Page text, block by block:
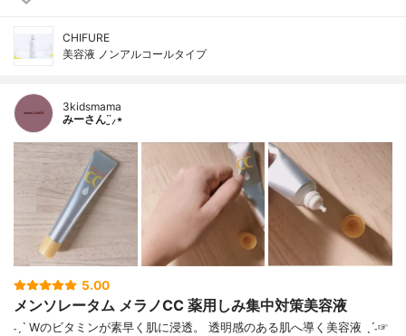
CHIFURE
美容液 ノンアルコールタイプ
3kidsmama
みーさん¨̮⸝⋆
5.00
メンソレータム メラノCC 薬用しみ集中対策美容液
˗ˏˋ Wのビタミンが素早く肌に浸透。 透明感のある肌へ導く美容液 ˎˊ˗☞